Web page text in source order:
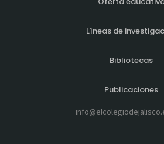
Líneas de
Bibliotecas
Publicaciones